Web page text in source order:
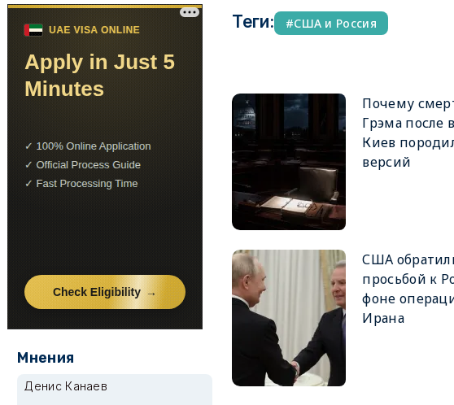
Теги: США и Россия
Почему
Грэма после
Киев
версий
США
просьбой к
фоне
Ирана
Мнения
Денис Канаев